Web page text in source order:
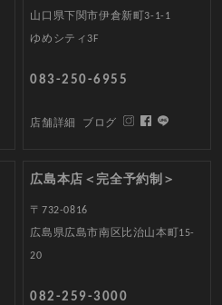
山口県下関市伊倉新町3-1-1
ゆめシティ3F
083-250-6955
店舗詳細 ブログ
広島本店＜完全予約制＞
〒732-0816
広島県広島市南区比治山本町15-
20
082-259-3000